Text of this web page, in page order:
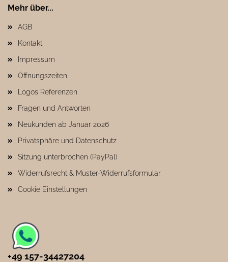
Mehr über...
AGB
Kontakt
Impressum
Öffnungszeiten
Logos Referenzen
Fragen und Antworten
Neukunden ab Januar 2026
Privatsphäre und Datenschutz
Sitzung unterbrochen (PayPal)
Widerrufsrecht & Muster-Widerrufsformular
Cookie Einstellungen
+49 157-34427204​